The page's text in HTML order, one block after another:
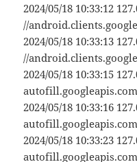
2024/05/18 10:33:12
//
2024/05/18 10:33:13
//
2024/05/18 10:33:15
2024/05/18 10:33:16
2024/05/18 10:33:23